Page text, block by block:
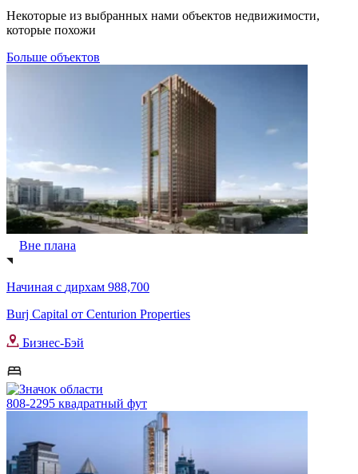
Некоторые из выбранных нами объектов недвижимости,
которые похожи
Больше объектов
Вне плана
Начиная с дирхам 988,700
Burj Capital от Centurion Properties
Бизнес-Бэй
808-2295 квадратный фут